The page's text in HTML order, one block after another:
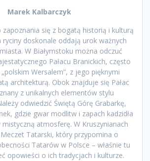
Marek Kalbarczyk
się z bogatą historią i kulturą
doskonale oddają urok ważnych
W Białymstoku można odczuć
Pałacu Branickich, często
Wersalem”, z jego pięknymi
architekturą. Obok znajduje się Pałac
z unikalnych elementów stylu
odwiedzić Świętą Górę Grabarkę,
gdzie gwar modlitw i zapach kadzidła
atmosferę. W Kruszynianach
Tatarski, który przypomina o
Tatarów w Polsce – właśnie tu
opowieści o ich tradycjach i kulturze.